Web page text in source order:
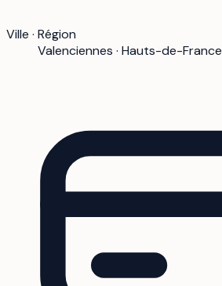
Ville · Région
Valenciennes · Hauts-de-France